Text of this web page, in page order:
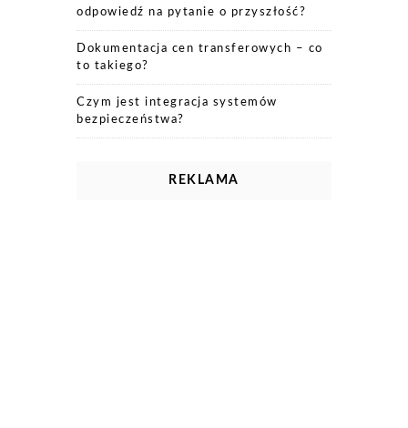
odpowiedź na pytanie o przyszłość?
Dokumentacja cen transferowych – co
to takiego?
Czym jest integracja systemów
bezpieczeństwa?
REKLAMA